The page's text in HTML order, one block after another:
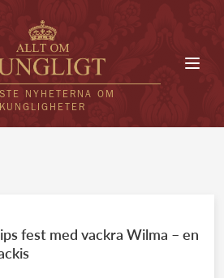
NYHETERNA OM
KUNGLIGHETER
UTLÄNDSKT
fest med vackra Wilma – en